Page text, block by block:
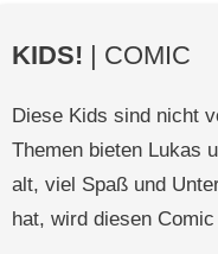
KIDS! | COMIC
Diese Kids sind nicht
Themen bieten Lukas
alt, viel Spaß und
hat, wird diesen